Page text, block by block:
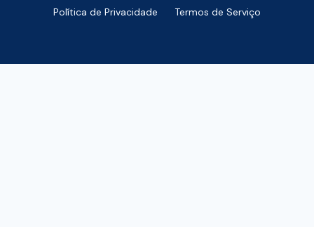
Política de Privacidade
Termos de Serviço